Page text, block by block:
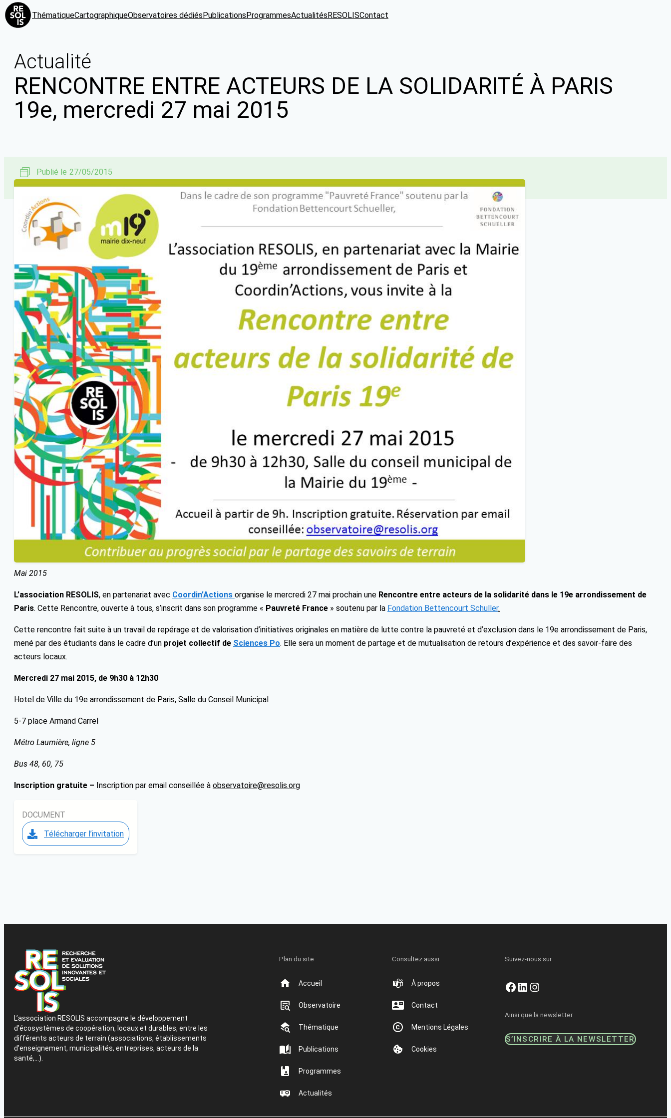
ThématiqueCartographiqueObservatoires dédiésPublicationsProgrammesActualitésRESOLISContact
Actualité
RENCONTRE ENTRE ACTEURS DE LA SOLIDARITÉ À PARIS
19e, mercredi 27 mai 2015
Publié le 27/05/2015
Mai 2015
L’association RESOLIS, en partenariat avec Coordin’Actions organise le mercredi 27 mai prochain une Rencontre entre acteurs de la solidarité dans le 19e arrondissement de
Paris. Cette Rencontre, ouverte à tous, s’inscrit dans son programme « Pauvreté France » soutenu par la Fondation Bettencourt Schuller.
Cette rencontre fait suite à un travail de repérage et de valorisation d’initiatives originales en matière de lutte contre la pauvreté et d’exclusion dans le 19e arrondissement de Paris,
mené par des étudiants dans le cadre d’un projet collectif de Sciences Po. Elle sera un moment de partage et de mutualisation de retours d’expérience et des savoir-faire des
acteurs locaux.
Mercredi 27 mai 2015, de 9h30 à 12h30
Hotel de Ville du 19e arrondissement de Paris, Salle du Conseil Municipal
5-7 place Armand Carrel
Métro Laumière, ligne 5
Bus 48, 60, 75
Inscription gratuite – Inscription par email conseillée à observatoire@resolis.org
DOCUMENT
Télécharger l’invitation
L’association RESOLIS accompagne le développement
d’écosystèmes de coopération, locaux et durables, entre les
différents acteurs de terrain (associations, établissements
d’enseignement, municipalités, entreprises, acteurs de la
santé,…).
Plan du site
Accueil
Observatoire
Thématique
Publications
Programmes
Actualités
Consultez aussi
À propos
Contact
Mentions Légales
Cookies
Suivez-nous sur
Facebook
LinkedIn
Instagram
Ainsi que la newsletter
S’INSCRIRE À LA NEWSLETTER